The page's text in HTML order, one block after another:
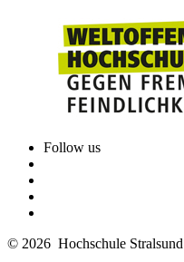
Follow us
© 2026 Hochschule Stralsund